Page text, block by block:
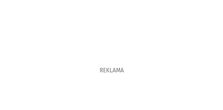
REKLAMA